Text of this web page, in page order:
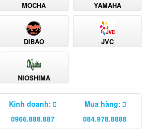
MOCHA YAMAHA
DIBAO JVC
NIOSHIMA
Kinh doanh:
0966.888.887
Mua hàng:
084.978.8888